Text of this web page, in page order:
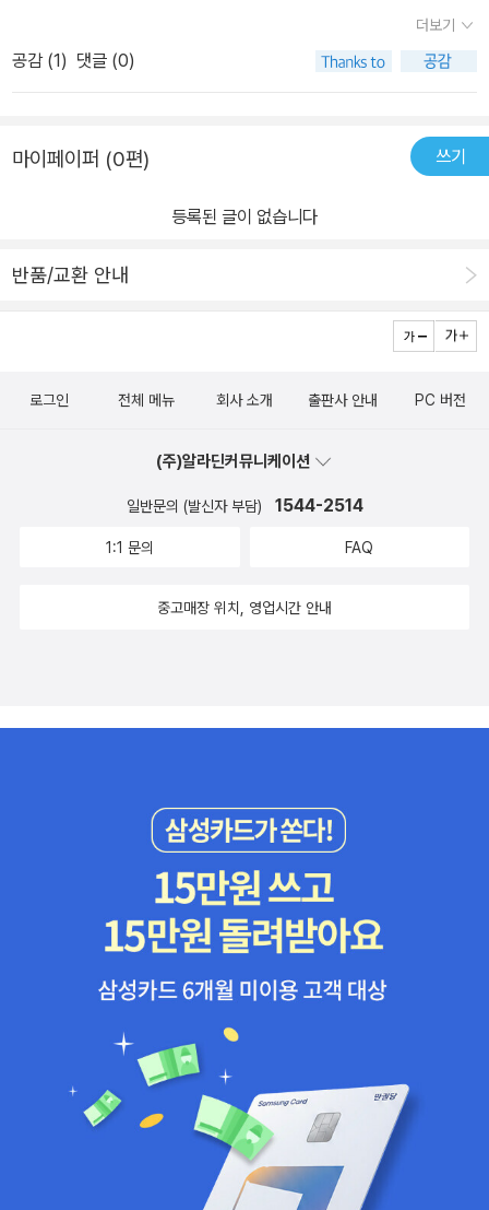
권리를 갖고 삶을 위해 노력하는 사람을 어떻게 볼지는 그 사회에 달
려 있는 문제다.우리나라 아줌마들은 용감하다. 결혼 전에는 권리도
제대로 주장하지 못하는 소극적 자세가 결혼하면 대담하게 바뀐다.
인식되면서 아줌마는 당연한 것으로 우리 사회에 정착돼 있다. 언제
까지일지 모르지만 현재는 자신과 가족, 사회와 나라을 위해 용감해
지는 여성들을 누가 비하할 수 있겠는가. 이 책 『마흔 넘은 여자는 무
온 우리네 인생을 말한다. 아무도 포기하라고 한 적 없는데 책임감 하
기가 담겼다.과거의 아픔, 현재의 고민을 딛고 오늘 당장 잘 살고 잘
인데 어느새 주변 사람들은 당신을 떠올리며 이렇게 말하게 될 것이
살아본 적 있는가? 내일 죽어도 후회 없는 하루를 보내본 적 있는가?
책이라는 건 성공한 사람만 쓸 수 있는 것이었다. 성공한 사람들의 이
야기에는 배울 점이 많다. 그러나, 현실적으로 피부에 와닿지 않는 다
구나 자기 경험을 다양한 방식으로 나눌 수 있는 세상이다. 우리가 평
그래서인지 여자라면, 아줌마라면 누구나 한 번쯤 겪었을 법한 이야
시원하게 깨부순다. 그리고 사실은 무엇이든 할 수 있고, 될 수 있다는
확신을 나눠준다. 사회가, 타인이 슬픔과 아픔을 알아주길 기다리지
않고 하고 싶은 일만 하며 즐겁게 ‘잘 사는 여자’가 어떤 여자인지 말
한다. 저자의 말에 공감한다.생을 다해 곧 죽는다 고 가정하자. 그럼
당신은 무엇을 후회하겠는가? 더 열심히 공부하지 못한 것? 더 많은
돈을 벌지 못한 것? 재벌 2세와 결혼하지 못한 것? 아니다. 답은 모두
가 안다. P. 총거스는 이런 말을 했다. “임종하는 순간에 ‘사업에 좀
더 많은 시간을 쏟았더라면 좋았을 텐데’ 하고 후회하는 사람은 아무
도 없다.”죽음이 임박해서 삶을 돌아보면, 지나간 그 모두가 놀이에
지나지 않았다는 걸 알게 된다. 왜 더 즐겁게, 행복하게 놀지 못했던가
를 후회할 것이다. 이런 관점에서 꿈이란 것도 사실 별것 아니다. 그냥
뭐 하고 놀지 정하는 것이다. 아직도 ‘열심히만’ 살고 있는 당신! 이제
남은 인생 뭐 하고 놀지를 고민하라!(p. 248)겉으로 변한 건 아무것
신있다 생각했는데 건강에 대한 걱정 역시 하게 된다.하지만 이런 고
민들을 어떻게 해결해야하는지,어떤 마음 가짐을 가져야 하는지에 대
에서 정체해 있는건퇴화를 의미하기 때문에 새로운 일에 도전하고 나
아가려고 노력하는 것이 중요하다는 메시지를 전달한다.무엇보다 삶
로 나아가고성장할 수 있는 능력을 기르기 위해서는앞으로 어떻게 성
장하고 발전할 것인지고민하면서 꾸준히 게획을 세우고 실천하기 위
재미로 살까' 에 담긴글 중에 본인에게 도움이 되는 내용에 공감하고
새로운 마음가짐을 가지고 행동하기 위해노력한다면 앞으로 좀 더 의
면서 알게 된 ‘40대 여자가 인생을 즐기는 방법’을 공유하고, 집에만
숨어서 인생을 지루하게 살고 있는 그녀들을 탈출시키고자 이 책을
썼다. 항상 밝은 웃음을 지니는 그녀지만 불우했던 어린 시절과 어쩔
만 그 경험들마저도 그녀에게는 더없이 소중한 재산이 되었기에, 이
서 살아가고 있다.그녀의 첫 책이었던 《이제 그 해답이 사랑이라면,
해 글을 쓰는 것이 아니라 진짜 좋은 사람, 진정 행복한 사람이 되고자
겨있던 소중한 기억과 열정을 발견하는 인생의 전환점이 되길 진정으
후회 없도록!”INSTAGRAM gimyeongmi764TWITTER @ilj74
산다.꽤나 담백한 여자, 엄마의 삶을 풀어놓은 재미난 책이다.우리는
자라면서 꿈을 잊어버리거나, 더러는 포기하고 적당히 타협하기도 한
다던 소녀는,단 한 명이라도 자신의 책을 읽고 위안을 얻고 꿈꾸기를
하는 나와 다른 모든 이.우리는 저마다의 희망을 품고 살아간다.이제
애뜻함으로 남아서 산들그 인생도 그리 나쁘지만은 않지 않나.마흔이
넘은 이 나이에 전보다 더 유하게 살아가고적당히 고달프지 않는 삶
이라는 거창한 타이틀로내가 감당할 수 있는 꿈의 범위를 확장했다가
다시 축소시키기도 하면서매번 이걸 할까 말까하는 생각들로 잠못 이
룰 때도 있지만적당히 이걸 삶의 활력이라 느끼며 산다.별일 없이 살
아가는 요즘도 감사하다.한가지. 마음에 자꾸 걸리는게 있으니작년부
주저하는 나에겐여러 셈들을 하며 머릿 속을 어지럽힌다.그 생각 뒤
엔 '참 좋다' 생각만으로도.물론 그 현실 안에 안착하게 되면꽤나 고달
플 일들도 많겠지만, 지금은 마냥 꿈꾸고 미래를 나름 설계한다는 생
각만 몰두해봐도 좋을 것 같다.실패냐 성공이냐를 떠나서 말이다.꿈
꾸기에 나는 더 젊게 사는 기분이 들고더 활력 넘치는 오늘을 사는 기
분이다.책 읽고 노트북을 보며 열심히 무언가를 적는 사람,고심해서
더보기
공감 (1) 댓글 (0)
마이페이퍼 (0편) 쓰기
등록된 글이 없습니다
반품/교환 안내
로그인 전체 메뉴 회사 소개 출판사 안내 PC 버전
(주)알라딘커뮤니케이션
일반문의 (발신자 부담) 1544-2514
1:1 문의 FAQ
중고매장 위치, 영업시간 안내